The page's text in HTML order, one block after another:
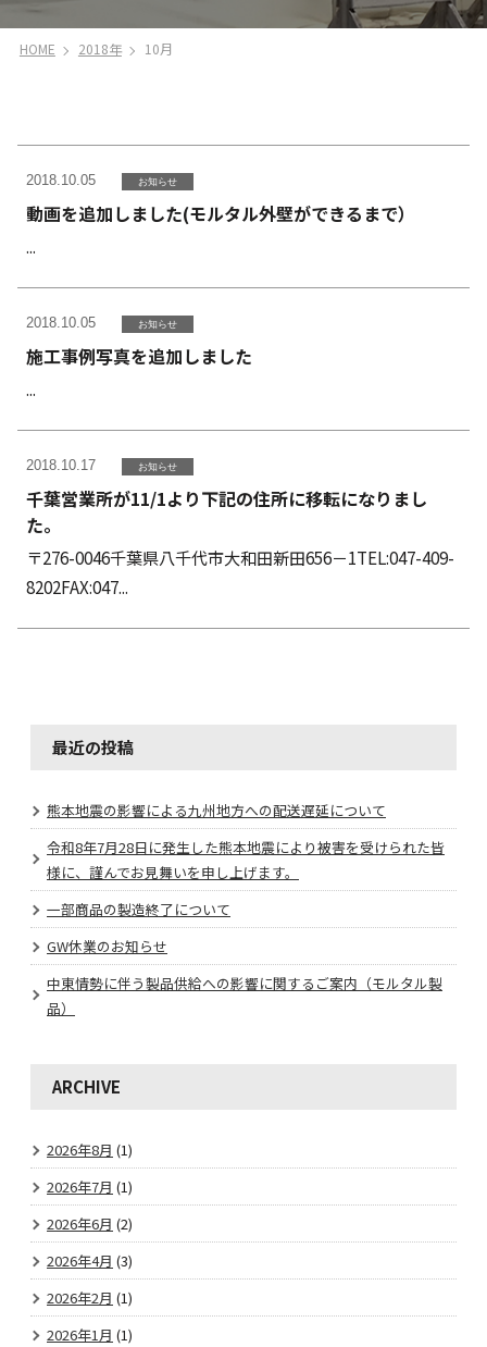
HOME 2018年 10月
2018.10.05 お知らせ
動画を追加しました(モルタル外壁ができるまで）
...
2018.10.05 お知らせ
施工事例写真を追加しました
...
2018.10.17 お知らせ
千葉営業所が11/1より下記の住所に移転になりまし
た。
〒276-0046千葉県八千代市大和田新田656－1TEL:047-409-
8202FAX:047...
最近の投稿
熊本地震の影響による九州地方への配送遅延について
令和8年7月28日に発生した熊本地震により被害を受けられた皆
様に、謹んでお見舞いを申し上げます。
一部商品の製造終了について
GW休業のお知らせ
中東情勢に伴う製品供給への影響に関するご案内（モルタル製
品）
ARCHIVE
2026年8月 (1)
2026年7月 (1)
2026年6月 (2)
2026年4月 (3)
2026年2月 (1)
2026年1月 (1)